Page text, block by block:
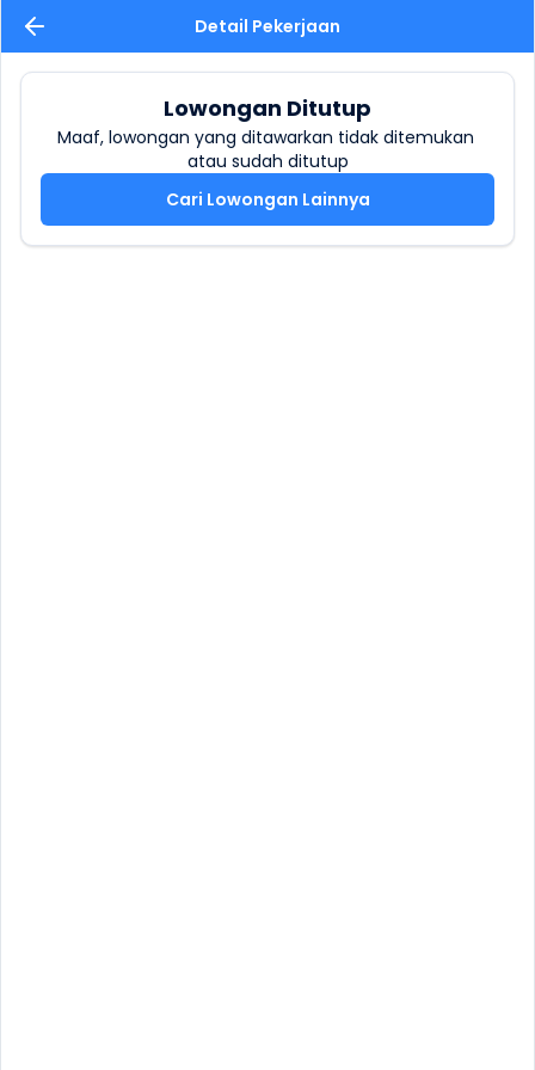
Detail Pekerjaan
Lowongan Ditutup
Maaf, lowongan yang ditawarkan tidak ditemukan
atau sudah ditutup
Cari Lowongan Lainnya